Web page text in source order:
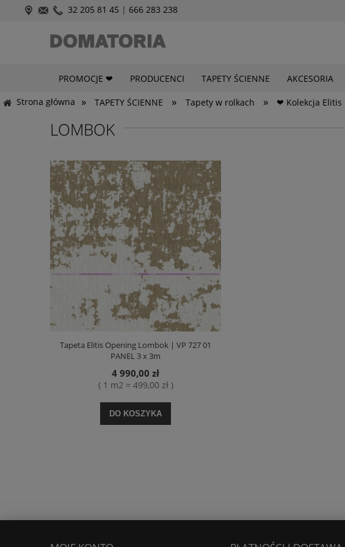
32 205 81 45 | 666 283 238
PROMOCJE ❤ PRODUCENCI TAPETY ŚCIENNE AKCESORIA
Strona główna
» TAPETY ŚCIENNE » Tapety w rolkach » ❤ Kolekcja Elitis
LOMBOK
Tapeta Elitis Opening Lombok | VP 727 01
PANEL 3 x 3m
4 990,00 zł
( 1 m2 = 499,00 zł )
DO KOSZYKA